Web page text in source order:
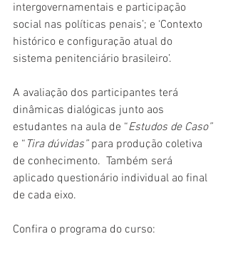
intergovernamentais e participação
social nas políticas penais’; e ‘Contexto
histórico e configuração atual do
sistema penitenciário brasileiro’.
A avaliação dos participantes terá
dinâmicas dialógicas junto aos
estudantes na aula de “Estudos de Caso”
e “ Tira dúvidas” para produção coletiva
de conhecimento.  Também será
aplicado questionário individual ao final
de cada eixo.
Confira o programa do curso: